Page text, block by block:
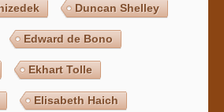
Duncan Shelley
Edward de Bono
Ekhart Tolle
Elisabeth Haich